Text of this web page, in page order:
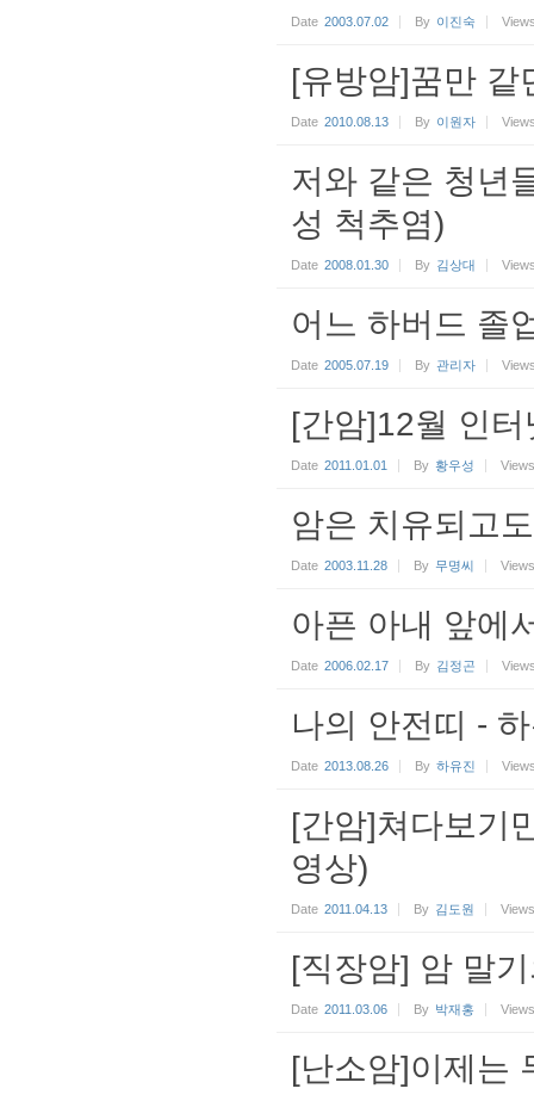
Date 2003.07.02 By 이진숙
[유방암]꿈만 같
Date 2010.08.13 By 이원자
저와 같은 청년
성 척추염)
Date 2008.01.30 By 김상대
어느 하버드 졸
Date 2005.07.19 By 관리자
[간암]12월 인
Date 2011.01.01 By 황우성 Views
암은 치유되고
Date 2003.11.28 By 무명씨 Views
아픈 아내 앞에
Date 2006.02.17 By 김정곤
나의 안전띠 -
Date 2013.08.26 By 하유진
[간암]쳐다보기
영상)
Date 2011.04.13 By 김도원 Views
[직장암] 암 말
Date 2011.03.06 By 박재홍 Views
[난소암]이제는